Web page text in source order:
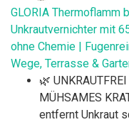
GLORIA Thermoflamm
Unkrautvernichter mit
ohne Chemie |
Wege, Terrasse &
🌿
MÜHSAMES
entfernt Unkraut